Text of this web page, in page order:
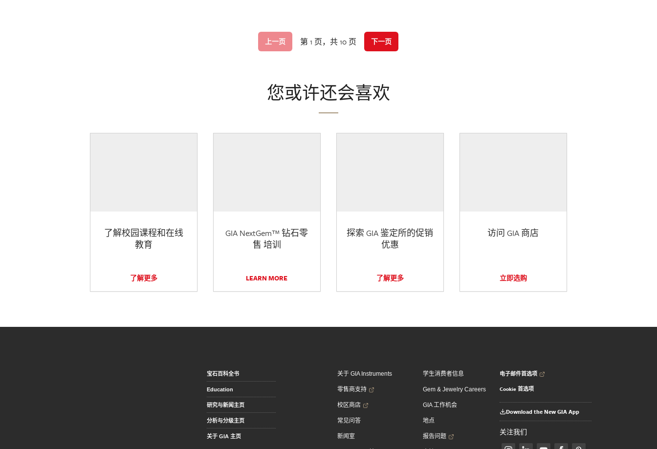
上一页 第 1 页，共 10 页 下一页
您或许还会喜欢
了解校园课程和在线
教育
了解更多
GIA NextGem™ 钻石零
售 培训
LEARN MORE
探索 GIA 鉴定所的促销
优惠
了解更多
访问 GIA 商店
立即选购
宝石百科全书
Education
研究与新闻主页
分析与分级主页
关于 GIA 主页
关于 GIA Instruments
零售商支持
校区商店
常见问答
新闻室
学生消费者信息
Gem & Jewelry Careers
GIA 工作机会
地点
报告问题
电子邮件首选项
Cookie 首选项
Download the New GIA App
关注我们